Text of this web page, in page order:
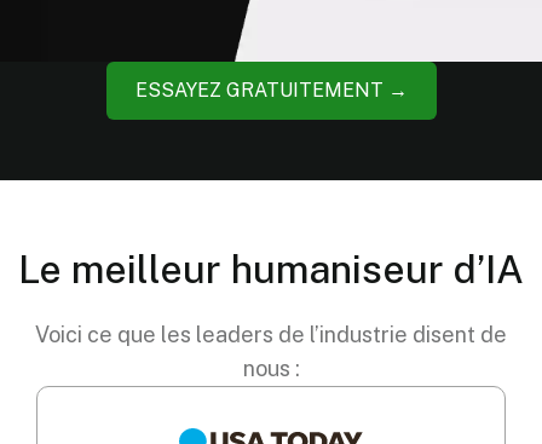
ESSAYEZ GRATUITEMENT →
Le meilleur humaniseur d’IA
Voici ce que les leaders de l’industrie disent de
nous :